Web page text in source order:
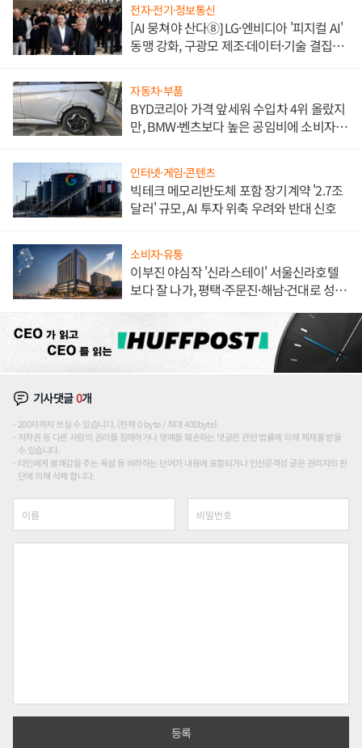
전자·전기·정보통신
[AI 뭉쳐야 산다⑧] LG·엔비디아 '피지컬 AI'
동맹 강화, 구광모 제조·데이터·기술 결집
자동차·부품
BYD코리아 가격 앞세워 수입차 4위 올랐지
만, BMW·벤츠보다 높은 공임비에 소비자
인터넷·게임·콘텐츠
빅테크 메모리반도체 포함 장기계약 '2.7조
달러' 규모, AI 투자 위축 우려와 반대 신호
소비자·유통
이부진 야심작 '신라스테이' 서울신라호텔
보다 잘 나가, 평택·주문진·해남·건대로 성
기사댓글0개
200자까지 쓰실 수 있습니다. (현재 0 byte / 최대 400byte)
저작권 등 다른 사람의 권리를 침해하거나 명예를 훼손하는 댓글은 관련 법률에 의해 제재를 받을
수 있습니다.
타인에게 불쾌감을 주는 욕설 등 비하하는 단어가 내용에 포함되거나 인신공격성 글은 관리자의 판
단에 의해 삭제 합니다.